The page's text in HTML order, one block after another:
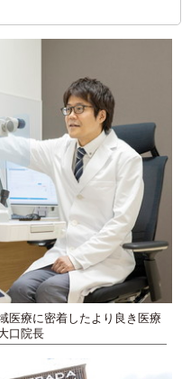
医療に密着したより良き医療
口院長